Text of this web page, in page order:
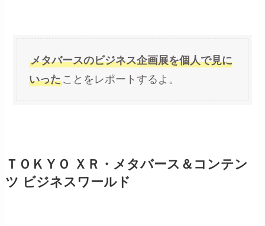
メタバースのビジネス企画展を個人で見に
いったことをレポートするよ。
ＴＯＫＹＯ ＸＲ・メタバース＆コンテン
ツ ビジネスワールド